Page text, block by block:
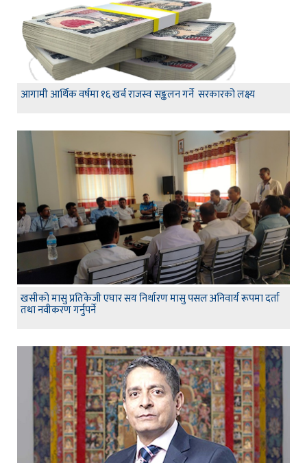
आगामी आर्थिक वर्षमा १६ खर्ब राजस्व सङ्कलन गर्ने सरकारको लक्ष्य
खसीको मासु प्रतिकेजी एघार सय निर्धारण मासु पसल अनिवार्य रूपमा दर्ता
तथा नवीकरण गर्नुपर्ने